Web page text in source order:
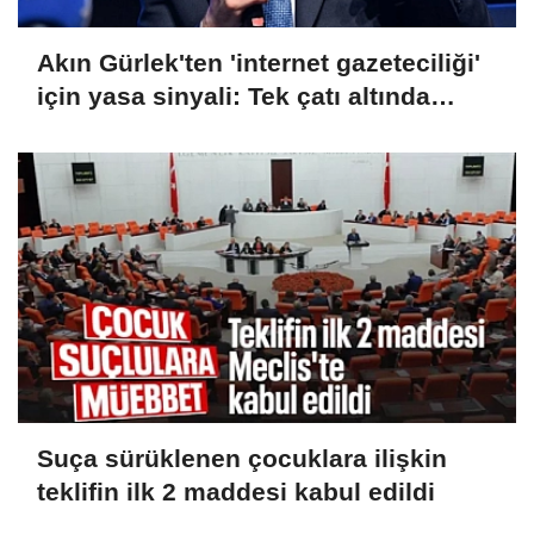
Akın Gürlek'ten 'internet gazeteciliği'
için yasa sinyali: Tek çatı altında
Suça sürüklenen çocuklara ilişkin
teklifin ilk 2 maddesi kabul edildi